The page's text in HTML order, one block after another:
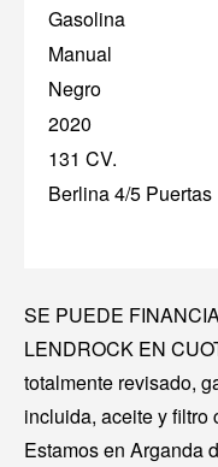
Gasolina
Manual
Negro
2020
131 CV.
Berlina 4/5 Puertas
SE PUEDE
LENDROCK EN
totalmente revisado,
incluida, aceite y filtro
Estamos en Arganda